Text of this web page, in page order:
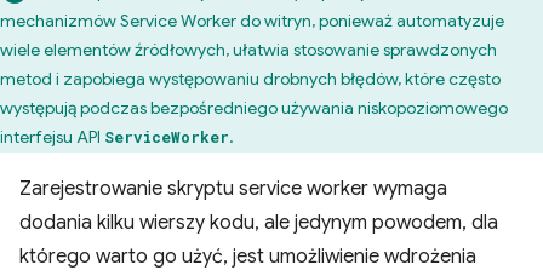
mechanizmów Service Worker do witryn, ponieważ automatyzuje
wiele elementów źródłowych, ułatwia stosowanie sprawdzonych
metod i zapobiega występowaniu drobnych błędów, które często
występują podczas bezpośredniego używania niskopoziomowego
interfejsu API ServiceWorker.
Zarejestrowanie skryptu service worker wymaga
dodania kilku wierszy kodu, ale jedynym powodem, dla
którego warto go użyć, jest umożliwienie wdrożenia